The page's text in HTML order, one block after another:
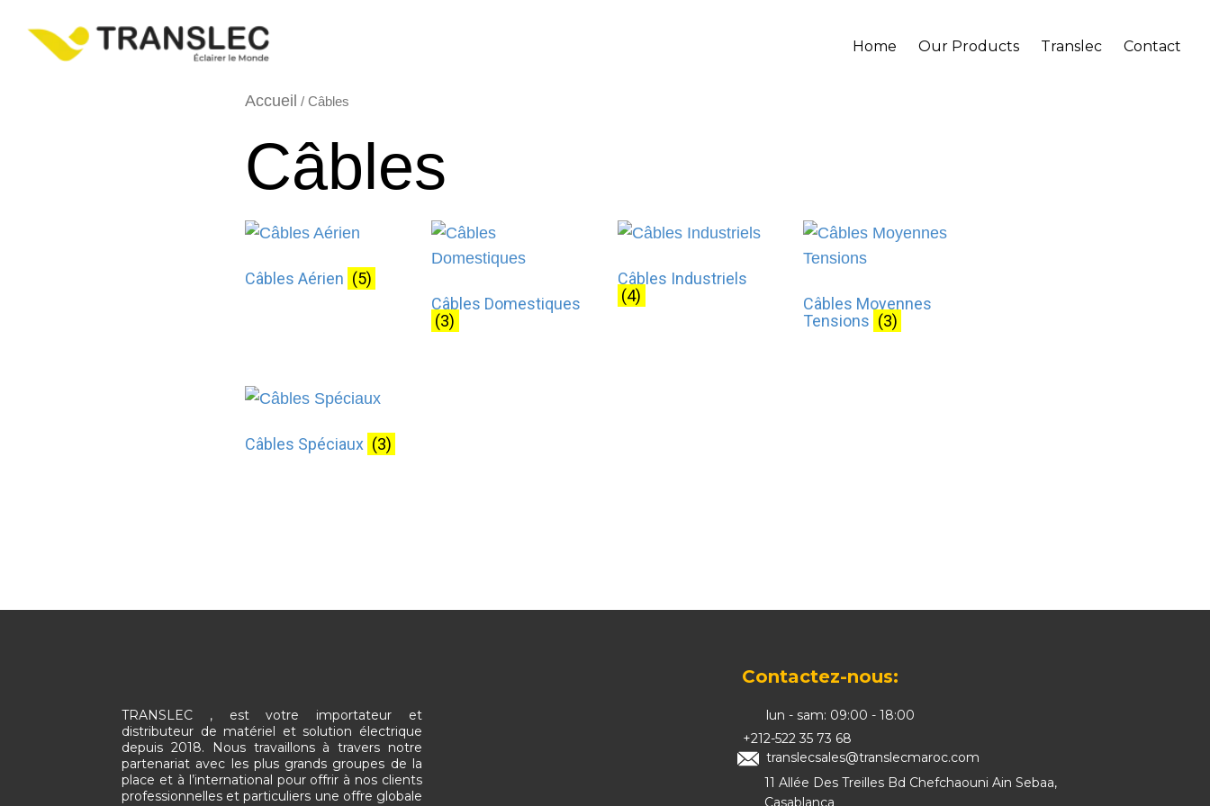
Home Our Products Translec Contact
Accueil / Câbles
Câbles
Câbles Aérien (5)
Câbles Domestiques
(3)
Câbles Industriels
(4)
Câbles Moyennes
Tensions (3)
Câbles Spéciaux (3)
Contactez-nous:
lun - sam: 09:00 - 18:00
+212-522 35 73 68
translecsales@translecmaroc.com
11 Allée Des Treilles Bd Chefchaouni Ain Sebaa,
Casablanca
TRANSLEC , est votre importateur et
distributeur de matériel et solution électrique
depuis 2018. Nous travaillons à travers notre
partenariat avec les plus grands groupes de la
place et à l’international pour offrir à nos clients
professionnelles et particuliers une offre globale